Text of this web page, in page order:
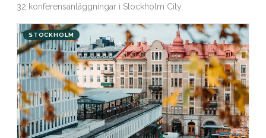
32 konferensanläggningar i Stockholm City
STOCKHOLM